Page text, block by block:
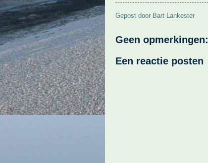
Gepost door Bart Lankester
Geen opmerkingen:
Een reactie posten